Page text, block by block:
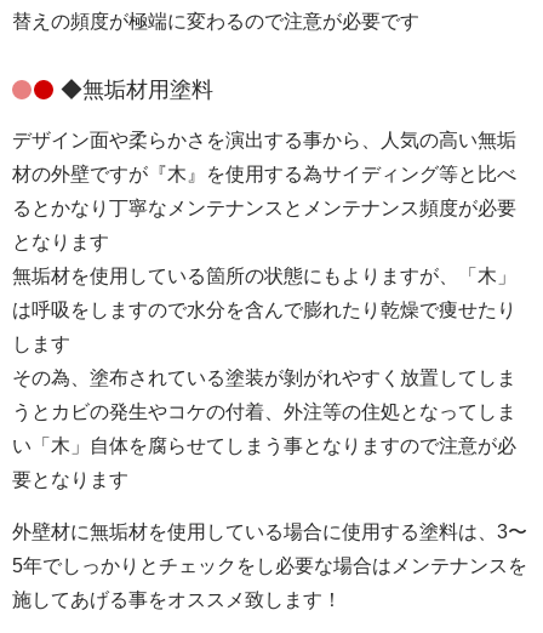
替えの頻度が極端に変わるので注意が必要です
◆無垢材用塗料
デザイン面や柔らかさを演出する事から、人気の高い無垢
材の外壁ですが『木』を使用する為サイディング等と比べ
るとかなり丁寧なメンテナンスとメンテナンス頻度が必要
となります
無垢材を使用している箇所の状態にもよりますが、「木」
は呼吸をしますので水分を含んで膨れたり乾燥で痩せたり
します
その為、塗布されている塗装が剝がれやすく放置してしま
うとカビの発生やコケの付着、外注等の住処となってしま
い「木」自体を腐らせてしまう事となりますので注意が必
要となります
外壁材に無垢材を使用している場合に使用する塗料は、3〜
5年でしっかりとチェックをし必要な場合はメンテナンスを
施してあげる事をオススメ致します！